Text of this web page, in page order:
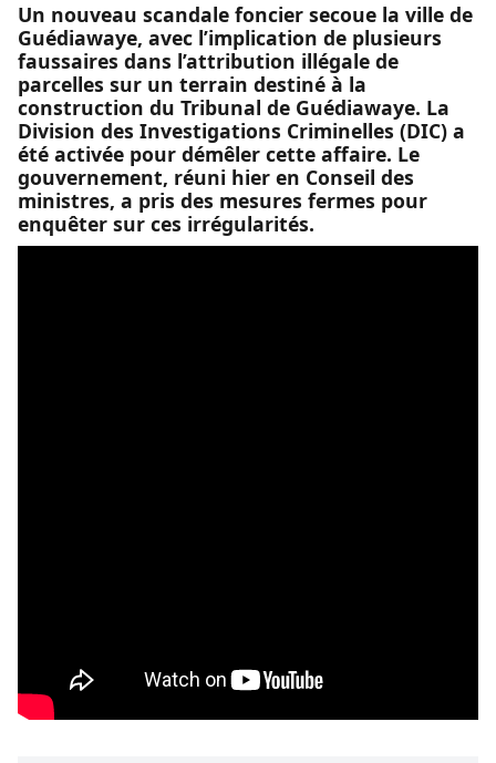
Un nouveau scandale foncier secoue la ville de
Guédiawaye, avec l’implication de plusieurs
faussaires dans l’attribution illégale de
parcelles sur un terrain destiné à la
construction du Tribunal de Guédiawaye. La
Division des Investigations Criminelles (DIC) a
été activée pour démêler cette affaire. Le
gouvernement, réuni hier en Conseil des
ministres, a pris des mesures fermes pour
enquêter sur ces irrégularités.